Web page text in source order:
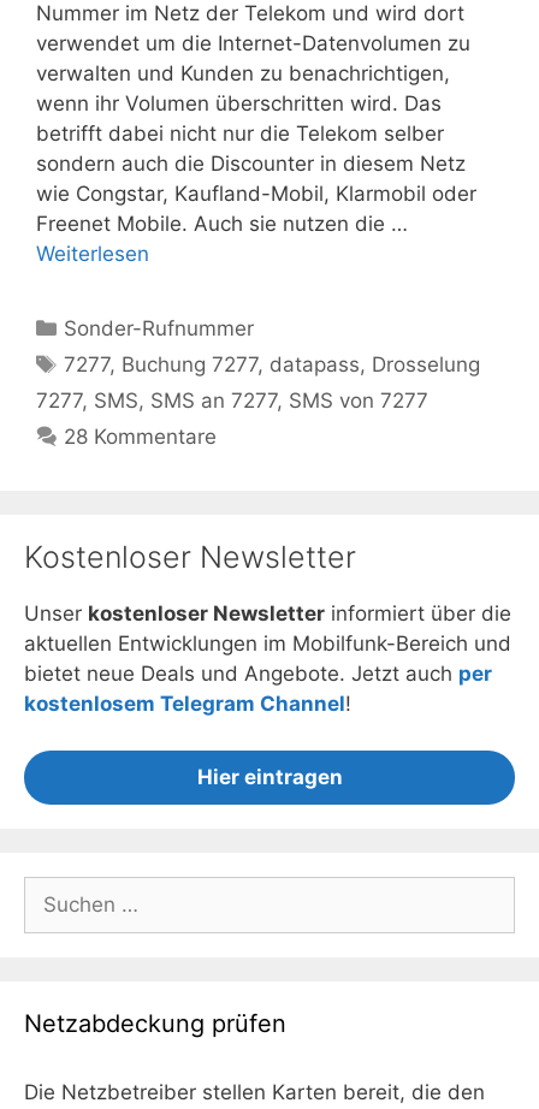
Nummer im Netz der Telekom und wird dort
verwendet um die Internet-Datenvolumen zu
verwalten und Kunden zu benachrichtigen,
wenn ihr Volumen überschritten wird. Das
betrifft dabei nicht nur die Telekom selber
sondern auch die Discounter in diesem Netz
wie Congstar, Kaufland-Mobil, Klarmobil oder
Freenet Mobile. Auch sie nutzen die …
Weiterlesen
Kategorien
Sonder-Rufnummer
Schlagwörter
7277, Buchung 7277, datapass, Drosselung
7277, SMS, SMS an 7277, SMS von 7277
28 Kommentare
Kostenloser Newsletter
Unser kostenloser Newsletter informiert über die
aktuellen Entwicklungen im Mobilfunk-Bereich und
bietet neue Deals und Angebote. Jetzt auch per
kostenlosem Telegram Channel!
Hier eintragen
nach:
Netzabdeckung prüfen
Die Netzbetreiber stellen Karten bereit, die den